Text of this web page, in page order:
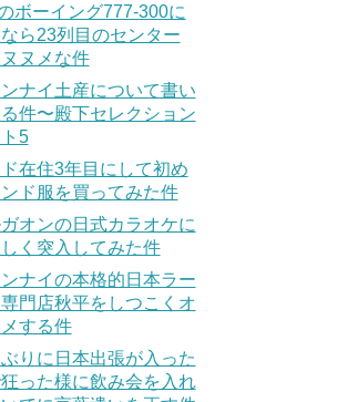
ボーイング777-300に
ら23列目のセンター
ヌメな件
ナイ土産について書い
件〜殿下セレクション
5
在住3年目にして初め
ド服を買ってみた件
オンの日式カラオケに
く突入してみた件
ナイの本格的日本ラー
専門店秋平をしつこくオ
する件
りに日本出張が入った
った様に飲み会を入れ